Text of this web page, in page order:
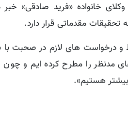
خانواده «فرید صادقی»
مقدماتی قرار دارد.
و درخواست های لازم در صحبت با
مدنظر را مطرح کرده ایم و
هستیم».